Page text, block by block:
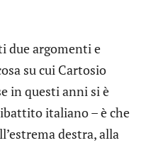
due argomenti e
su cui Cartosio
in questi anni si è
italiano – è che
destra, alla